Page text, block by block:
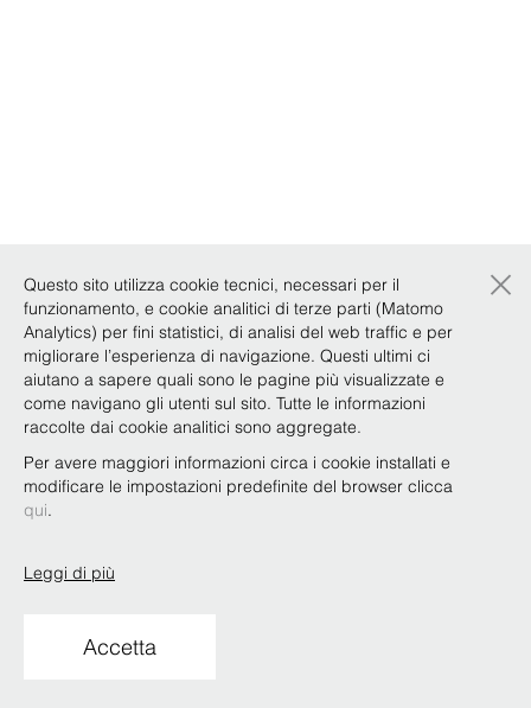
Questo sito utilizza cookie tecnici, necessari per il
funzionamento, e cookie analitici di terze parti (Matomo
Analytics) per fini statistici, di analisi del web traffic e per
migliorare l’esperienza di navigazione. Questi ultimi ci
aiutano a sapere quali sono le pagine più visualizzate e
come navigano gli utenti sul sito. Tutte le informazioni
raccolte dai cookie analitici sono aggregate.
Per avere maggiori informazioni circa i cookie installati e
modificare le impostazioni predefinite del browser clicca
qui.
Leggi di più
Accetta
×